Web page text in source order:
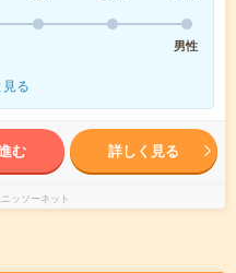
男性
見る
む 詳しく見る
ッソーネット